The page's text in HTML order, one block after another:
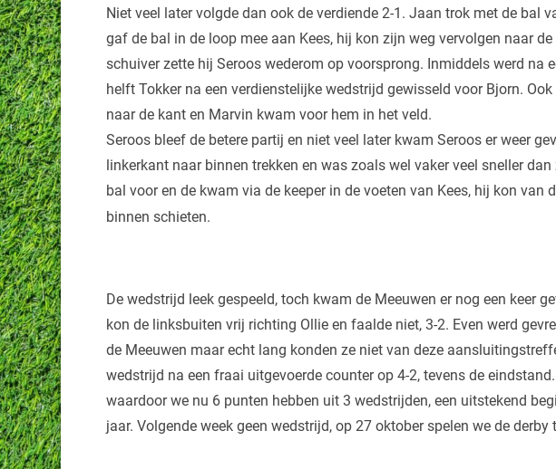
Niet veel later volgde dan ook de verdiende 2-1. Jaan trok met de bal
gaf de bal in de loop mee aan Kees, hij kon zijn weg vervolgen naar
schuiver zette hij Seroos wederom op voorsprong. Inmiddels werd na
helft Tokker na een verdienstelijke wedstrijd gewisseld voor Bjorn.
naar de kant en Marvin kwam voor hem in het veld.
Seroos bleef de betere partij en niet veel later kwam Seroos er weer
linkerkant naar binnen trekken en was zoals wel vaker veel sneller
bal voor en de kwam via de keeper in de voeten van Kees, hij kon van
binnen schieten.
De wedstrijd leek gespeeld, toch kwam de Meeuwen er nog een keer
kon de linksbuiten vrij richting Ollie en faalde niet, 3-2. Even werd
de Meeuwen maar echt lang konden ze niet van deze
wedstrijd na een fraai uitgevoerde counter op 4-2, tevens de
waardoor we nu 6 punten hebben uit 3 wedstrijden, een uitstekend
jaar. Volgende week geen wedstrijd, op 27 oktober spelen we de derby